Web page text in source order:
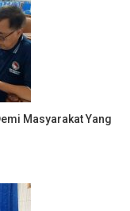
Masyarakat Yang